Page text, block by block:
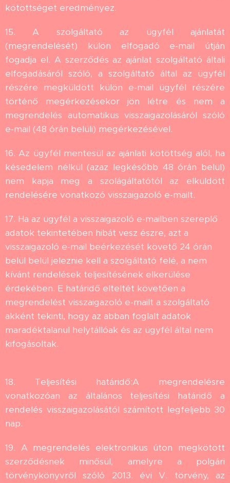
kötöttséget eredményez.
15. A szolgáltató az ügyfél ajánlatát
(megrendelését) külön elfogadó e-mail útján
fogadja el. A szerződés az ajánlat szolgáltató általi
elfogadásáról szóló, a szolgáltató által az ügyfél
részére megküldött külön e-mail ügyfél részére
történő megérkezésekor jön létre és nem a
megrendelés automatikus visszaigazolásáról szóló
e-mail (48 órán belüli) megérkezésével.
16. Az ügyfél mentesül az ajánlati kötöttség alól, ha
késedelem nélkül (azaz legkésőbb 48 órán belül)
nem kapja meg a szolágáltatótól az elküldött
rendelésére vonatkozó visszaigazoló e-mailt.
17. Ha az ügyfél a visszaigazoló e-mailben szereplő
adatok tekintetében hibát vesz észre, azt a
visszaigazoló e-mail beérkezését követő 24 órán
belül belül jeleznie kell a szolgáltató felé, a nem
kívánt rendelések teljesítésének elkerülése
érdekében. E határidő elteltét követően a
megrendelést visszaigazoló e-mailt a szolgáltató
akként tekinti, hogy az abban foglalt adatok
maradéktalanul helytállóak és az ügyfél által nem
kifogásoltak.
18. Teljesítési határidő:A megrendelésre
vonatkozóan az általános teljesítési határidő a
rendelés visszaigazolásától számított legfeljebb 30
nap.
19. A megrendelés elektronikus úton megkötött
szerződésnek minősül, amelyre a polgári
törvénykönyvről szóló 2013. évi V. törvény, az